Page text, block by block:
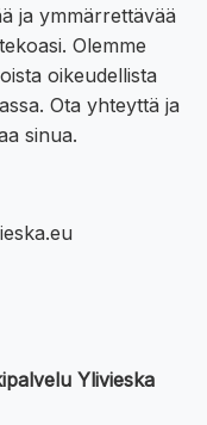
ja ymmärrettävää
Olemme
oikeudellista
Ota yhteyttä ja
sinua.
Ylivieska